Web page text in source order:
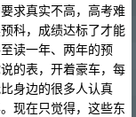
求真实不高，高考难
科，成绩达标了才能
读一年、两年的预
的表，开着豪车，每
身边的很多人认真
现在只觉得，这些东